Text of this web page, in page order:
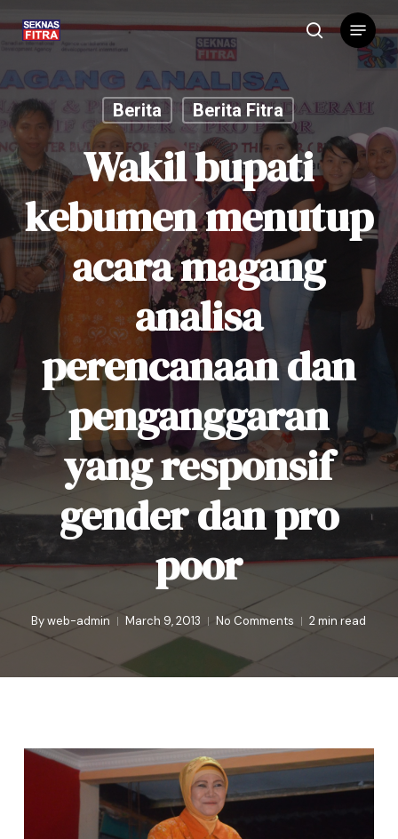
content
search
Menu
Berita Berita Fitra
Wakil bupati
kebumen menutup
acara magang
analisa
perencanaan dan
penganggaran
yang responsif
gender dan pro
poor
By web-admin March 9, 2013 No Comments 2 min read